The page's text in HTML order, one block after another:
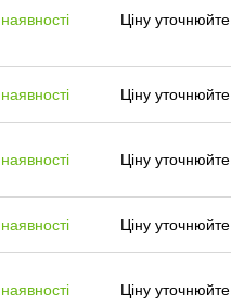
Ціну уточнюйте
Ціну уточнюйте
Ціну уточнюйте
Ціну уточнюйте
Ціну уточнюйте